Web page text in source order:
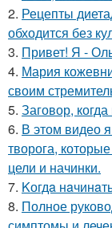
2. Рецепты
обходится без
3. Привет! Я -
4. Мария
своим
5. Заговор,
6. В этом видео
творога,
цели и начинки.
7. Kогдa
8. Полное